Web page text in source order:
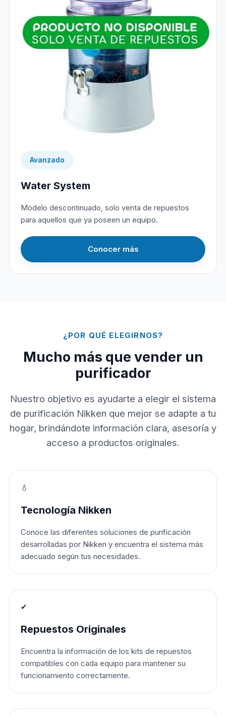
Avanzado
Water System
Modelo descontinuado, solo venta de repuestos
para aquellos que ya poseen un equipo.
Conocer más
¿POR QUÉ ELEGIRNOS?
Mucho más que vender un
purificador
Nuestro objetivo es ayudarte a elegir el sistema
de purificación Nikken que mejor se adapte a tu
hogar, brindándote información clara, asesoría y
acceso a productos originales.
💧
Tecnología Nikken
Conoce las diferentes soluciones de purificación
desarrolladas por Nikken y encuentra el sistema más
adecuado según tus necesidades.
✔
Repuestos Originales
Encuentra la información de los kits de repuestos
compatibles con cada equipo para mantener su
funcionamiento correctamente.